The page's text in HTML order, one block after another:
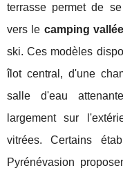
terrasse permet de
vers le camping
ski. Ces modèles
îlot central, d'une
salle d'eau
largement sur
vitrées. Certains
Pyrénévasion